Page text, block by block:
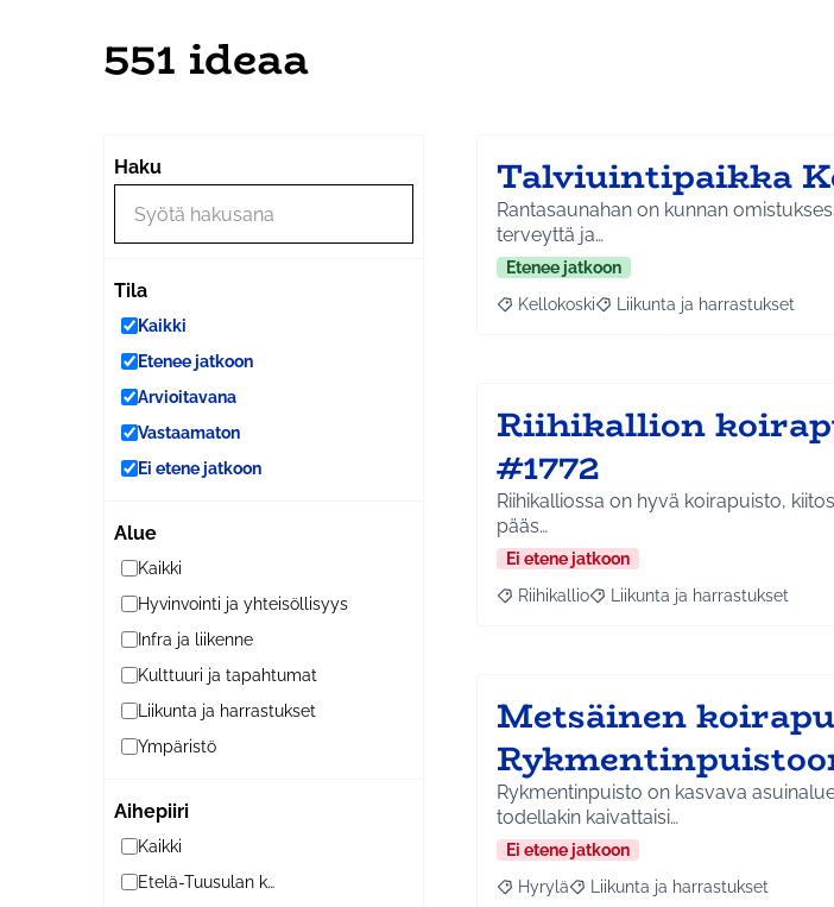
551 ideaa
Haku
Tila
Kaikki
Etenee jatkoon
Arvioitavana
Vastaamaton
Ei etene jatkoon
Alue
Kaikki
Hyvinvointi ja yhteisöllisyys
Infra ja liikenne
Kulttuuri ja tapahtumat
Liikunta ja harrastukset
Ympäristö
Aihepiiri
Kaikki
Etelä-Tuusulan kylät
Talviuintipaikka
Rantasaunahan on kunnan
terveyttä ja…
Etenee jatkoon
Rajaa tulokset aihepiirin mukaan: Kellokoski
Kellokoski Rajaa tulokset teeman
Liikunta ja harrastukset
Riihikallion
#1772
Riihikalliossa on hyvä koirapuisto, kiitos siitä. Hankaluutta aiheuttaa se ettei
pääs…
Ei etene jatkoon
Rajaa tulokset aihepiirin mukaan: Riihikallio
Riihikallio Rajaa tulokset teeman
Liikunta ja harrastukset
Metsäinen
Rykmentinpuisto on kasvava
todellakin kaivattaisi…
Ei etene jatkoon
Rajaa tulokset aihepiirin mukaan: Hyrylä
Hyrylä Rajaa tulokset teeman mukaan:
Liikunta ja harrastukset